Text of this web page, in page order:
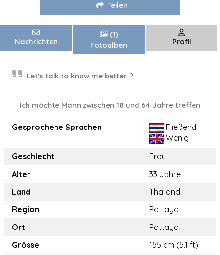
Teilen
Nachrichten
(1)
Fotoalben
Profil
Let's talk to know me better. ?
Ich möchte Mann zwischen 18 und 64 Jahre treffen
Gesprochene Sprachen
Fließend
Wenig
Geschlecht
Frau
Alter
33 Jahre
Land
Thailand
Region
Pattaya
Ort
Pattaya
Grösse
155 cm (5.1 ft)